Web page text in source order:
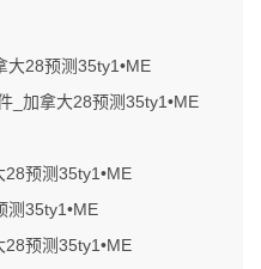
28预测35ty1 •ME
_加拿大28预测35ty1 •ME
预测35ty1 •ME
35ty1 •ME
预测35ty1 •ME